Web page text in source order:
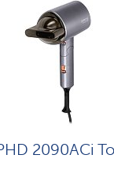
2090ACi